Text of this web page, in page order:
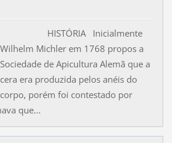
HISTÓRIA Inicialmente
Wilhelm Michler em 1768 propos a
Sociedade de Apicultura Alemã que a
cera era produzida pelos anéis do
corpo, porém foi contestado por
que...